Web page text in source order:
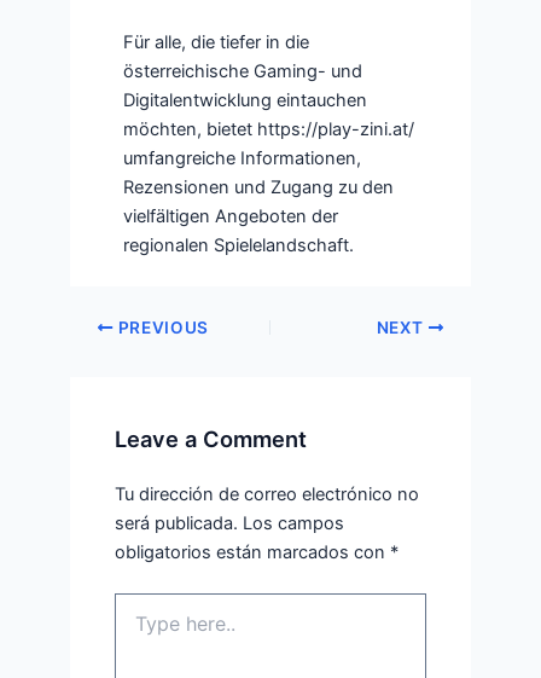
Für alle, die tiefer in die
österreichische Gaming- und
Digitalentwicklung eintauchen
möchten, bietet https://play-zini.at/
umfangreiche Informationen,
Rezensionen und Zugang zu den
vielfältigen Angeboten der
regionalen Spielelandschaft.
PREVIOUS NEXT
Leave a Comment
Tu dirección de correo electrónico no
será publicada. Los campos
obligatorios están marcados con *
here..